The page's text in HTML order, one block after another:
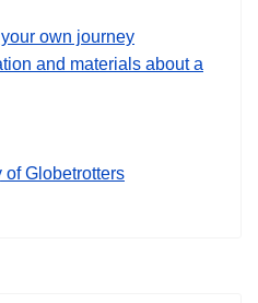
own journey
and materials about a
of Globetrotters